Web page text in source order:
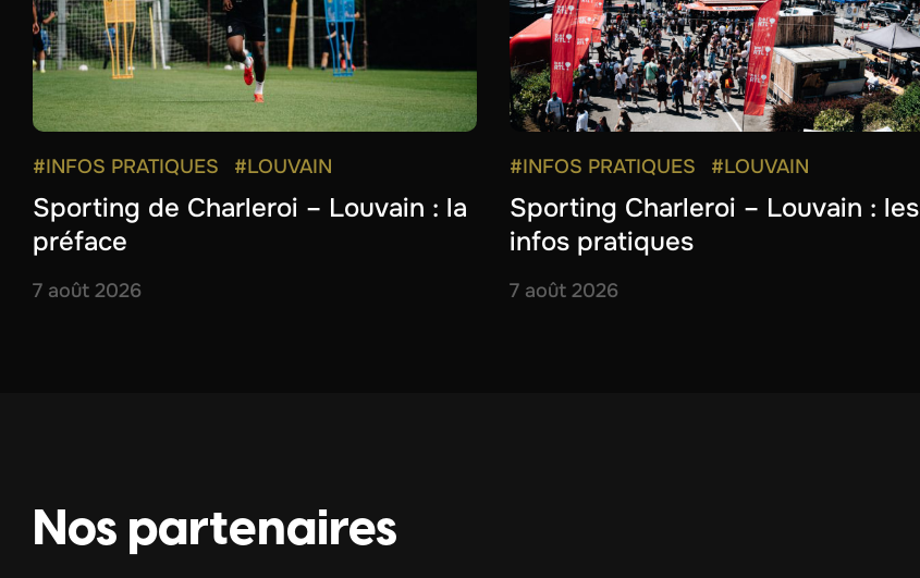
#INFOS PRATIQUES #LOUVAIN
Sporting de Charleroi – Louvain : la
préface
7 août 2026
#INFOS PRATIQUES #LOUVAIN
Sporting Charleroi – Louvain : les
infos pratiques
7 août 2026
Nos partenaires